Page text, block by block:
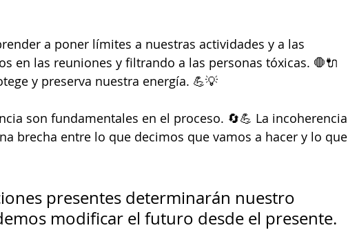
a poner límites a nuestras actividades y a las
en las reuniones y filtrando a las personas tóxicas. 🛑🔌
y preserva nuestra energía. 💪💡
son fundamentales en el proceso. 🔄💪 La incoherencia
brecha entre lo que decimos que vamos a hacer y lo que
presentes determinarán nuestro
modificar el futuro desde el presente.